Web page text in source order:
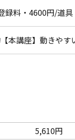
録料・4600円/道具
本講座】動きや
5,610円